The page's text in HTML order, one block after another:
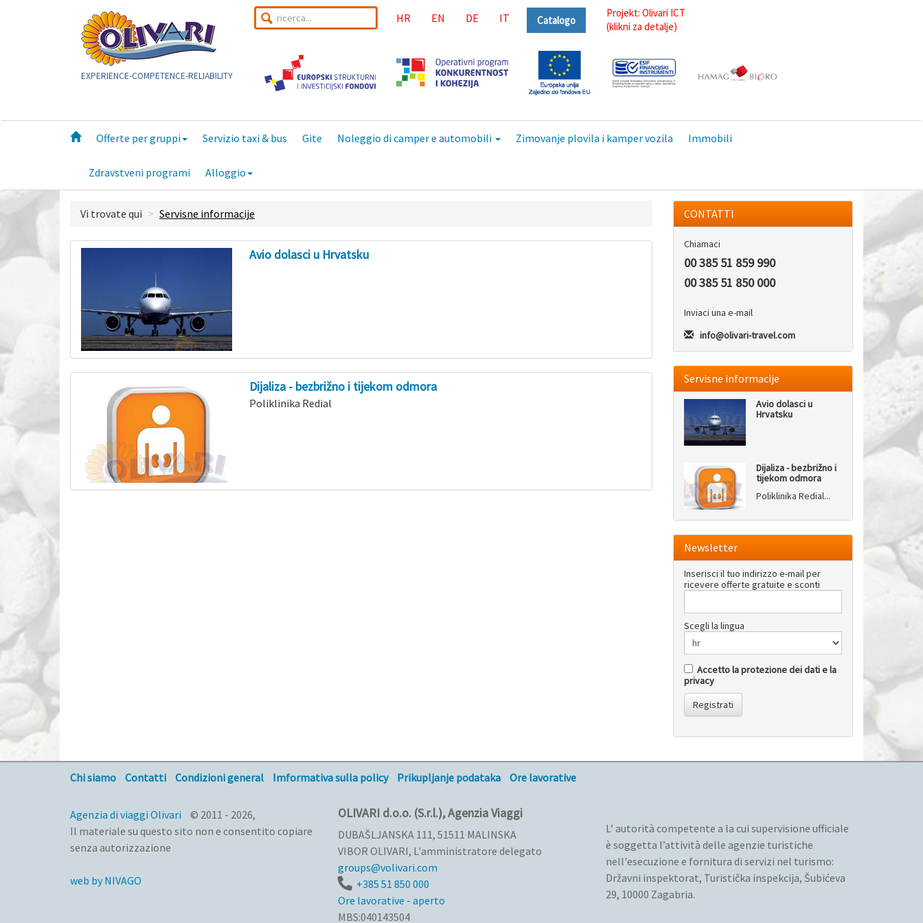
EXPERIENCE-COMPETENCE-RELIABILITY
HR EN DE IT Catalogo
Projekt: Olivari ICT
(klikni za detalje)
Offerte per gruppi Servizio taxi & bus Gite Noleggio di camper e automobili Zimovanje plovila i kamper vozila Immobili
Zdravstveni programi Alloggio
Vi trovate qui Servisne informacije
Avio dolasci u Hrvatsku
Dijaliza - bezbrižno i tijekom odmora
Poliklinika Redial
CONTATTI
Chiamaci
00 385 51 859 990
00 385 51 850 000
Inviaci una e-mail
info@olivari-travel.com
Servisne informacije
Avio dolasci u
Hrvatsku
Dijaliza - bezbrižno i
tijekom odmora
Poliklinika Redial...
Newsletter
Inserisci il tuo indirizzo e-mail per
ricevere offerte gratuite e sconti
Scegli la lingua
Accetto la protezione dei dati e la
privacy
Registrati
Chi siamo Contatti Condizioni general Imformativa sulla policy Prikupljanje podataka Ore lavorative
Agenzia di viaggi Olivari
© 2011 - 2026,
Il materiale su questo sito non e consentito copiare
senza autorizzazione
web by NIVAGO
OLIVARI d.o.o. (S.r.l.), Agenzia Viaggi
DUBAŠLJANSKA 111, 51511 MALINSKA
VIBOR OLIVARI, L'amministratore delegato
groups@volivari.com
+385 51 850 000
Ore lavorative - aperto
MBS:040143504
L’ autorità competente a la cui supervisione ufficiale
è soggetta l’attività delle agenzie turistiche
nell'esecuzione e fornitura di servizi nel turismo:
Državni inspektorat, Turistička inspekcija, Šubićeva
29, 10000 Zagabria.